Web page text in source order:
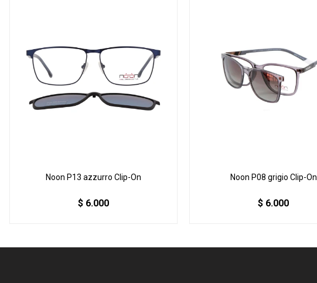
Noon P13 azzurro Clip-On
$ 6.000
Noon P08 grigio Clip-On
$ 6.000